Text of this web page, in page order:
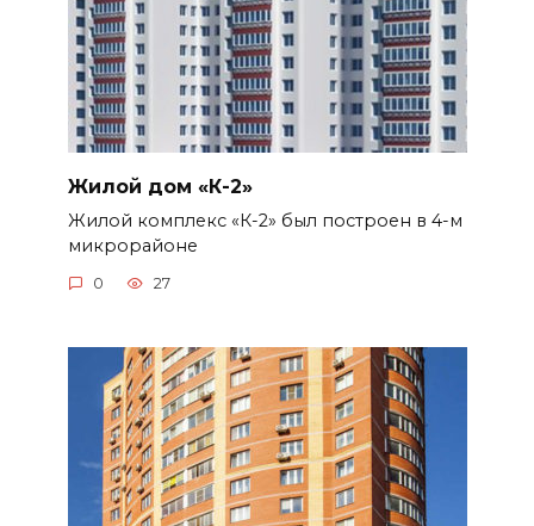
Жилой дом «К-2»
Жилой комплекс «К-2» был построен в 4-м
микрорайоне
0 27